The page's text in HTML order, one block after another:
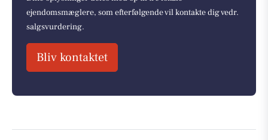
ejendomsmæglere, som efterfølgende vil kontakte dig vedr.
salgsvurdering.
Bliv kontaktet